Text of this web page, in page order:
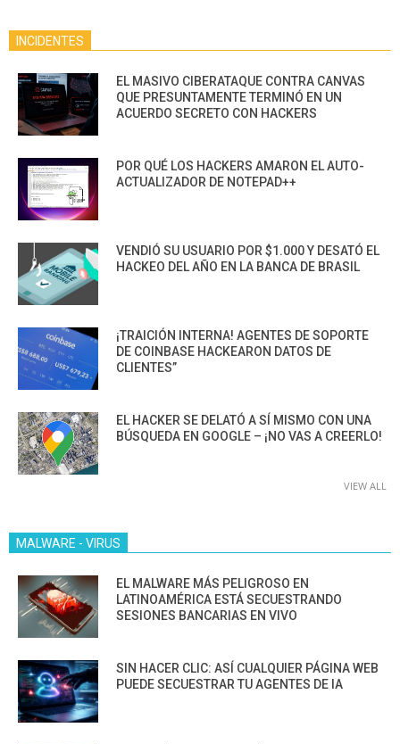
INCIDENTES
EL MASIVO CIBERATAQUE CONTRA CANVAS
QUE PRESUNTAMENTE TERMINÓ EN UN
ACUERDO SECRETO CON HACKERS
POR QUÉ LOS HACKERS AMARON EL AUTO-
ACTUALIZADOR DE NOTEPAD++
VENDIÓ SU USUARIO POR $1.000 Y DESATÓ EL
HACKEO DEL AÑO EN LA BANCA DE BRASIL
¡TRAICIÓN INTERNA! AGENTES DE SOPORTE
DE COINBASE HACKEARON DATOS DE
CLIENTES”
EL HACKER SE DELATÓ A SÍ MISMO CON UNA
BÚSQUEDA EN GOOGLE – ¡NO VAS A CREERLO!
VIEW ALL
MALWARE - VIRUS
EL MALWARE MÁS PELIGROSO EN
LATINOAMÉRICA ESTÁ SECUESTRANDO
SESIONES BANCARIAS EN VIVO
SIN HACER CLIC: ASÍ CUALQUIER PÁGINA WEB
PUEDE SECUESTRAR TU AGENTES DE IA